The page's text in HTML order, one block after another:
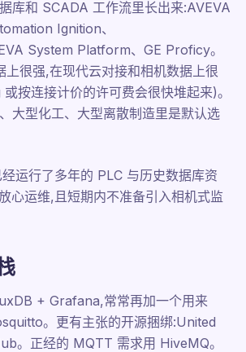
库和 SCADA 工作流里长出来:AVEVA
Ignition、
System Platform、GE Proficy。
上很强,在现代云对接和相机数据上很
按连接计价的许可费会很快堆起来)。
大型化工、大型离散制造里是默认选
运行了多年的 PLC 与历史数据库资
心运维,且短期内不准备引入相机式监
+ Grafana,常常再加一个用来
。更有主张的开源捆绑:United
。正经的 MQTT 需求用 HiveMQ。